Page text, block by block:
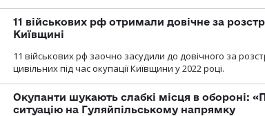
11 військових рф отримали довічне за
Київщині
11 військових рф заочно засудили до довічного за
цивільних під час окупації Київщини у 2022 році.
Окупанти шукають слабкі місця в обороні:
ситуацію на Гуляйпільському напрямку